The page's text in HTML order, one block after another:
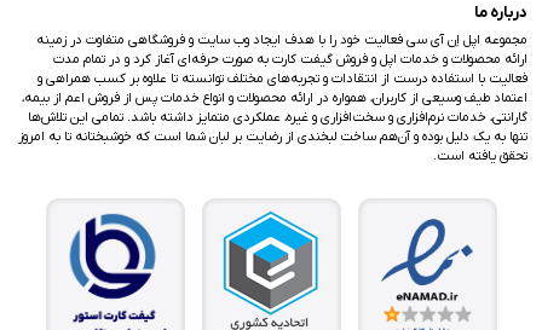
درباره ما
مجموعه اپل اِن آی سی فعالیت خود را با هدف ایجاد وب سایت و فروشگاهی متفاوت در زمینه
ارائه محصولات و خدمات اپل و فروش گیفت کارت به صورت حرفه‌ای آغاز کرد و در تمام مدت
فعالیت با استفاده درست از انتقادات و تجربه‌های مختلف توانسته تا علاوه بر کسب همراهی و
اعتماد طیف وسیعی از کاربران، همواره در ارائه محصولات و انواع خدمات پس از فروش اعم از بیمه،
گارانتی، خدمات نرم‌افزاری و سخت‌افزاری و غیره، عملکردی متمایز داشته باشد. تمامی این تلاش‌ها
تنها به یک دلیل بوده و آن‌هم ساخت لبخندی از رضایت بر لبان شما است که خوشبختانه تا به امروز
تحقق یافته است.